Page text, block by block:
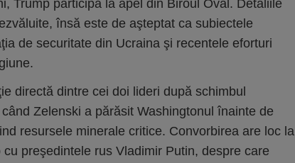
Trump participă la apel din Biroul Oval. Detaliile
însă este de aşteptat ca subiectele
de securitate din Ucraina şi recentele eforturi
directă dintre cei doi lideri după schimbul
Zelenski a părăsit Washingtonul înainte de
resursele minerale critice. Convorbirea are loc la
preşedintele rus Vladimir Putin, despre care